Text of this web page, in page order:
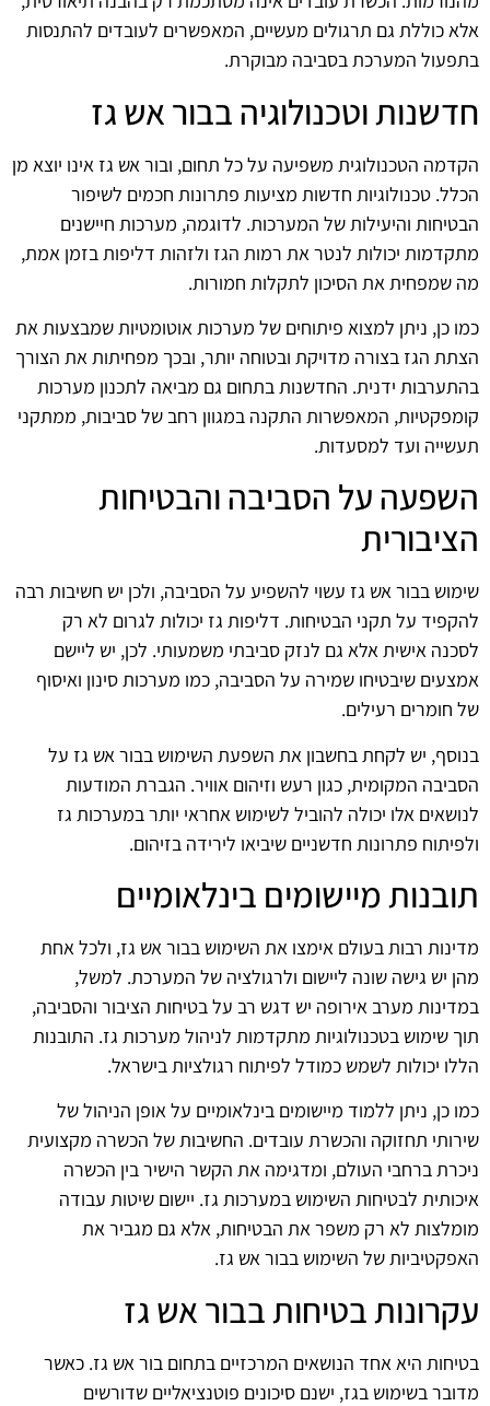
אלא כוללת גם תרגולים מעשיים, המאפשרים לעובדים להתנסות
בתפעול המערכת בסביבה מבוקרת.
חדשנות וטכנולוגיה בבור אש גז
הקדמה הטכנולוגית משפיעה על כל תחום, ובור אש גז אינו יוצא מן
הכלל. טכנולוגיות חדשות מציעות פתרונות חכמים לשיפור
הבטיחות והיעילות של המערכות. לדוגמה, מערכות חיישנים
מתקדמות יכולות לנטר את רמות הגז ולזהות דליפות בזמן אמת,
מה שמפחית את הסיכון לתקלות חמורות.
כמו כן, ניתן למצוא פיתוחים של מערכות אוטומטיות שמבצעות את
הצתת הגז בצורה מדויקת ובטוחה יותר, ובכך מפחיתות את הצורך
בהתערבות ידנית. החדשנות בתחום גם מביאה לתכנון מערכות
קומפקטיות, המאפשרות התקנה במגוון רחב של סביבות, ממתקני
תעשייה ועד למסעדות.
השפעה על הסביבה והבטיחות
הציבורית
שימוש בבור אש גז עשוי להשפיע על הסביבה, ולכן יש חשיבות רבה
להקפיד על תקני הבטיחות. דליפות גז יכולות לגרום לא רק
לסכנה אישית אלא גם לנזק סביבתי משמעותי. לכן, יש ליישם
אמצעים שיבטיחו שמירה על הסביבה, כמו מערכות סינון ואיסוף
של חומרים רעילים.
בנוסף, יש לקחת בחשבון את השפעת השימוש בבור אש גז על
הסביבה המקומית, כגון רעש וזיהום אוויר. הגברת המודעות
לנושאים אלו יכולה להוביל לשימוש אחראי יותר במערכות גז
ולפיתוח פתרונות חדשניים שיביאו לירידה בזיהום.
תובנות מיישומים בינלאומיים
מדינות רבות בעולם אימצו את השימוש בבור אש גז, ולכל אחת
מהן יש גישה שונה ליישום ולרגולציה של המערכת. למשל,
במדינות מערב אירופה יש דגש רב על בטיחות הציבור והסביבה,
תוך שימוש בטכנולוגיות מתקדמות לניהול מערכות גז. התובנות
הללו יכולות לשמש כמודל לפיתוח רגולציות בישראל.
כמו כן, ניתן ללמוד מיישומים בינלאומיים על אופן הניהול של
שירותי תחזוקה והכשרת עובדים. החשיבות של הכשרה מקצועית
ניכרת ברחבי העולם, ומדגימה את הקשר הישיר בין הכשרה
איכותית לבטיחות השימוש במערכות גז. יישום שיטות עבודה
מומלצות לא רק משפר את הבטיחות, אלא גם מגביר את
האפקטיביות של השימוש בבור אש גז.
עקרונות בטיחות בבור אש גז
בטיחות היא אחד הנושאים המרכזיים בתחום בור אש גז. כאשר
מדובר בשימוש בגז, ישנם סיכונים פוטנציאליים שדורשים